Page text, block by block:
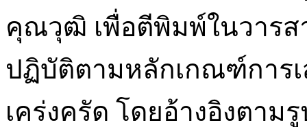
คุณวุฒิ เพื่อตีพิมพ์ในวารส
ปฏิบัติตามหลักเกณฑ์การ
เคร่งครัด โดยอ้างอิงตาม